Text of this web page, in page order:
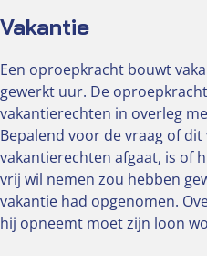
Vakantie
Een oproepkracht bouwt
gewerkt uur. De
vakantierechten in overleg
Bepalend voor de vraag of dit
vakantierechten afgaat, is of
vrij wil nemen zou hebben
vakantie had opgenomen.
hij opneemt moet zijn loon